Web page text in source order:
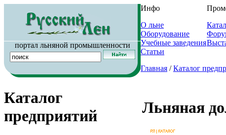
портал льняной промышленности
Инфо
О льне
Оборудование
Учебные заведения
Статьи
Главная /Каталог
Каталог
предприятий
Льняная